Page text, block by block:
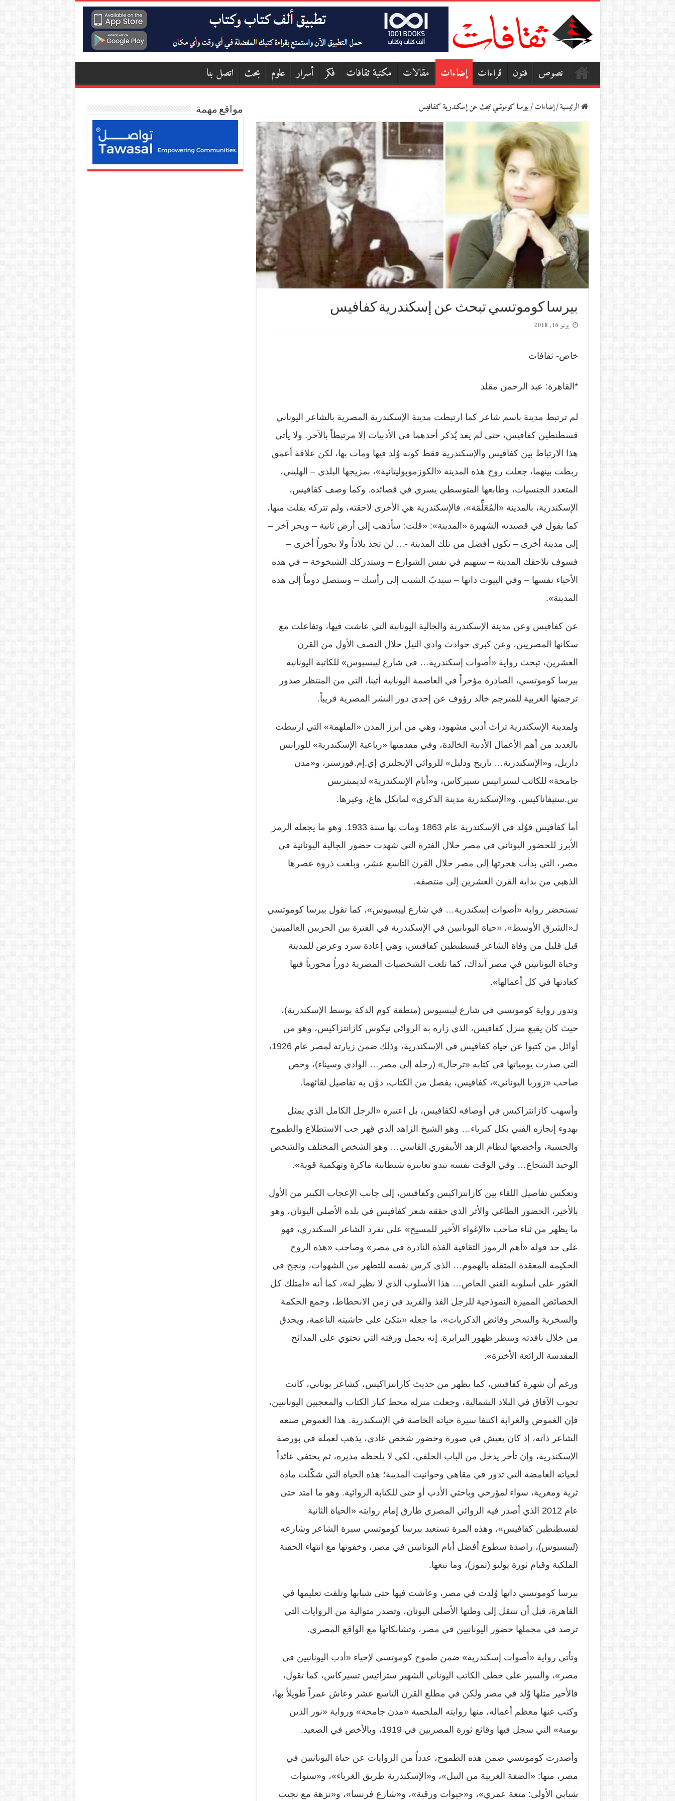
نصوص فنون قراءات إضاءات مقالات مكتبة ثقافات فكر أسرار علوم بحث اتصل بنا
الرئيسية/إضاءات/بيرسا كوموتسي تبحث عن إسكندرية كفافيس
بيرسا كوموتسي تبحث عن إسكندرية كفافيس
يونيو 16, 2018
خاص- ثقافات
*القاهرة: عبد الرحمن مقلد
لم ترتبط مدينة باسم شاعر كما ارتبطت مدينة الإسكندرية المصرية بالشاعر اليوناني
قسطنطين كفافيس، حتى لم يعد يُذكر أحدهما في الأدبيات إلا مرتبطاً بالآخر. ولا يأتي
هذا الارتباط بين كفافيس والإسكندرية فقط كونه وُلد فيها ومات بها، لكن علاقة أعمق
ربطت بينهما، جعلت روح هذه المدينة «الكوزموبوليتانية»، بمزيجها البلدي – الهليني،
المتعدد الجنسيات، وطابعها المتوسطي يسري في قصائده. وكما وصف كفافيس،
الإسكندرية، بالمدينة «المُعَلِّمَة»، فالإسكندرية هي الأخرى لاحقته، ولم تتركه يفلت منها،
كما يقول في قصيدته الشهيرة «المدينة»: «قلت: سأذهب إلى أرض ثانية – وبحر آخر –
إلى مدينة أخرى – تكون أفضل من تلك المدينة -… لن تجد بلاداً ولا بحوراً أخرى –
فسوف تلاحقك المدينة – ستهيم في نفس الشوارع – وستدركك الشيخوخة – في هذه
الأحياء نفسها – وفي البيوت ذاتها – سيدبّ الشيب إلى رأسك – وستصل دوماً إلى هذه
المدينة».
عن كفافيس وعن مدينة الإسكندرية والجالية اليونانية التي عاشت فيها، وتفاعلت مع
سكانها المصريين، وعن كبرى حوادث وادي النيل خلال النصف الأول من القرن
العشرين، تبحث رواية «أصوات إسكندرية… في شارع ليبسيوس» للكاتبة اليونانية
بيرسا كوموتسي، الصادرة مؤخراً في العاصمة اليونانية أثينا، التي من المنتظر صدور
ترجمتها العربية للمترجم خالد رؤوف عن إحدى دور النشر المصرية قريباً.
ولمدينة الإسكندرية تراث أدبي مشهود، وهي من أبرز المدن «الملهمة» التي ارتبطت
بالعديد من أهم الأعمال الأدبية الخالدة، وفي مقدمتها «رباعية الإسكندرية» للورانس
داريل، و«الإسكندرية… تاريخ ودليل» للروائي الإنجليزي إي.إم.فورستر، و«مدن
جامحة» للكاتب لستراتيس تسيركاس، و«أيام الإسكندرية» لذيميتريس
س.ستيفاناكيس، و«الإسكندرية مدينة الذكرى» لمايكل هاغ، وغيرها.
أما كفافيس فوُلد في الإسكندرية عام 1863 ومات بها سنة 1933. وهو ما يجعله الرمز
الأبرز للحضور اليوناني في مصر خلال الفترة التي شهدت حضور الجالية اليونانية في
مصر، التي بدأت هجرتها إلى مصر خلال القرن التاسع عشر، وبلغت ذروة عصرها
الذهبي من بداية القرن العشرين إلى منتصفه.
تستحضر رواية «أصوات إسكندرية… في شارع ليبسيوس»، كما تقول بيرسا كوموتسي
لـ«الشرق الأوسط»، «حياة اليونانيين في الإسكندرية في الفترة بين الحربين العالميتين
قبل قليل من وفاة الشاعر قسطنطين كفافيس، وهي إعادة سرد وعرض للمدينة
وحياة اليونانيين في مصر آنذاك، كما تلعب الشخصيات المصرية دوراً محورياً فيها
كعادتها في كل أعمالها».
وتدور رواية كوموتسي في شارع ليبسيوس (منطقة كوم الدكة بوسط الإسكندرية)،
حيث كان يقبع منزل كفافيس، الذي زاره به الروائي نيكوس كازانتزاكيس، وهو من
أوائل من كتبوا عن حياة كفافيس في الإسكندرية، وذلك ضمن زيارته لمصر عام 1926،
التي صدرت يومياتها في كتابه «ترحال» (رحلة إلى مصر… الوادي وسيناء)، وخص
صاحب «زوربا اليوناني»، كفافيس، بفصل من الكتاب، دوَّن به تفاصيل لقائهما.
وأسهب كازانتزاكيس في أوصافه لكفافيس، بل اعتبره «الرجل الكامل الذي يمثل
بهدوء إنجازه الفني بكل كبرياء… وهو الشيخ الزاهد الذي قهر حب الاستطلاع والطموح
والحسية، وأخضعها لنظام الزهد الأبيقوري القاسي… وهو الشخص المختلف والشخص
الوحيد الشجاع… وفي الوقت نفسه تبدو تعابيره شيطانية ماكرة وتهكمية قوية».
وتعكس تفاصيل اللقاء بين كازانتزاكيس وكفافيس، إلى جانب الإعجاب الكبير من الأول
بالأخير، الحضور الطاغي والأثر الذي حققه شعر كفافيس في بلده الأصلي اليونان، وهو
ما يظهر من ثناء صاحب «الإغواء الأخير للمسيح» على تفرد الشاعر السكندري، فهو
على حد قوله «أهم الرموز الثقافية الفذة النادرة في مصر» وصاحب «هذه الروح
الحكيمة المعقدة المثقلة بالهموم… الذي كرس نفسه للتطهر من الشهوات، ونجح في
العثور على أسلوبه الفني الخاص… هذا الأسلوب الذي لا نظير له»، كما أنه «امتلك كل
الخصائص المميزة النموذجية للرجل الفذ والفريد في زمن الانحطاط، وجمع الحكمة
والسخرية والسحر وفائض الذكريات»، ما جعله «يتكئ على حاشيته الناعمة، ويحدق
من خلال نافذته وينتظر ظهور البرابرة. إنه يحمل ورقته التي تحتوي على المدائح
المقدسة الرائعة الأخيرة».
ورغم أن شهرة كفافيس، كما يظهر من حديث كازانتزاكيس، كشاعر يوناني، كانت
تجوب الآفاق في البلاد الشمالية، وجعلت منزله محط كبار الكتاب والمعجبين اليونانيين،
فإن الغموض والغرابة اكتنفا سيرة حياته الخاصة في الإسكندرية. هذا الغموض صنعه
الشاعر ذاته، إذ كان يعيش في صورة وحضور شخص عادي، يذهب لعمله في بورصة
الإسكندرية، وإن تأخر يدخل من الباب الخلفي، لكي لا يلحظه مديره، ثم يختفي عائداً
لحياته الغامضة التي تدور في مقاهي وحوانيت المدينة؛ هذه الحياة التي شكّلت مادة
ثرية ومغرية، سواء لمؤرخي وباحثي الأدب أو حتى للكتابة الروائية. وهو ما امتد حتى
عام 2012 الذي أصدر فيه الروائي المصري طارق إمام روايته «الحياة الثانية
لقسطنطين كفافيس»، وهذه المرة تستعيد بيرسا كوموتسي سيرة الشاعر وشارعه
(ليبسيوس)، راصدة سطوع أفضل أيام اليونانيين في مصر، وخفوتها مع انتهاء الحقبة
الملكية وقيام ثورة يوليو (تموز)، وما تبعها.
بيرسا كوموتسي ذاتها وُلدت في مصر، وعاشت فيها حتى شبابها وتلقت تعليمها في
القاهرة، قبل أن تنتقل إلى وطنها الأصلي اليونان، وتصدر متوالية من الروايات التي
ترصد في مجملها حضور اليونانيين في مصر، وتشابكاتها مع الواقع المصري.
وتأتي رواية «أصوات إسكندرية» ضمن طموح كوموتسي لإحياء «أدب اليونانيين في
مصر»، والسير على خطى الكاتب اليوناني الشهير ستراتيس تسيركاس، كما تقول،
فالأخير مثلها وُلد في مصر ولكن في مطلع القرن التاسع عشر وعاش عمراً طويلاً بها،
وكتب عنها معظم أعماله، منها روايته الملحمية «مدن جامحة» ورواية «نور الدين
بومبة» التي سجل فيها وقائع ثورة المصريين في 1919، وبالأخص في الصعيد.
وأصدرت كوموتسي ضمن هذه الطموح، عدداً من الروايات عن حياة اليونانيين في
مصر، منها: «الضفة الغربية من النيل»، و«الإسكندرية طريق الغرباء»، و«سنوات
شبابي الأولى: متعة عمري»، و«حيوات ورقية»، و«شارع فرنسا»، و«نزهة مع نجيب
مواقع مهمة